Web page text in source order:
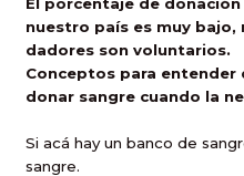
nuestro país es muy bajo,
dadores son voluntarios.
Conceptos para
donar sangre cuando la
Si acá hay un banco de
sangre.